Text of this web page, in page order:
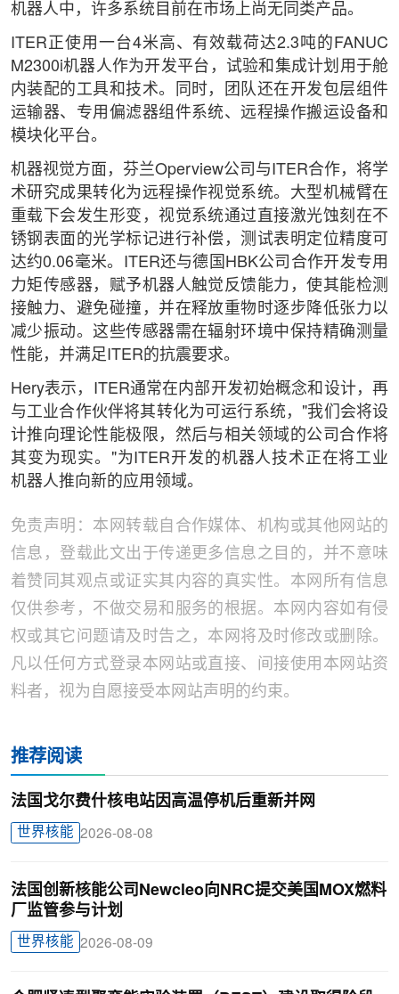
机器人中，许多系统目前在市场上尚无同类产品。
ITER正使用一台4米高、有效载荷达2.3吨的FANUC
M2300i机器人作为开发平台，试验和集成计划用于舱
内装配的工具和技术。同时，团队还在开发包层组件
运输器、专用偏滤器组件系统、远程操作搬运设备和
模块化平台。
机器视觉方面，芬兰Operview公司与ITER合作，将学
术研究成果转化为远程操作视觉系统。大型机械臂在
重载下会发生形变，视觉系统通过直接激光蚀刻在不
锈钢表面的光学标记进行补偿，测试表明定位精度可
达约0.06毫米。ITER还与德国HBK公司合作开发专用
力矩传感器，赋予机器人触觉反馈能力，使其能检测
接触力、避免碰撞，并在释放重物时逐步降低张力以
减少振动。这些传感器需在辐射环境中保持精确测量
性能，并满足ITER的抗震要求。
Hery表示，ITER通常在内部开发初始概念和设计，再
与工业合作伙伴将其转化为可运行系统，"我们会将设
计推向理论性能极限，然后与相关领域的公司合作将
其变为现实。"为ITER开发的机器人技术正在将工业
机器人推向新的应用领域。
免责声明：本网转载自合作媒体、机构或其他网站的
信息，登载此文出于传递更多信息之目的，并不意味
着赞同其观点或证实其内容的真实性。本网所有信息
仅供参考，不做交易和服务的根据。本网内容如有侵
权或其它问题请及时告之，本网将及时修改或删除。
凡以任何方式登录本网站或直接、间接使用本网站资
料者，视为自愿接受本网站声明的约束。
推荐阅读
法国戈尔费什核电站因高温停机后重新并网
世界核能 2026-08-08
法国创新核能公司Newcleo向NRC提交美国MOX燃料
厂监管参与计划
世界核能 2026-08-09